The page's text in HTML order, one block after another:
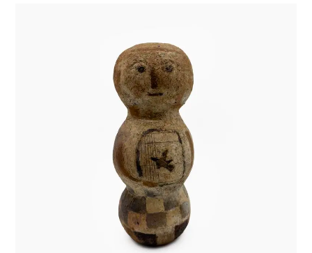
ART SACRÉ
BESTIAIRE
BOUQUETIÈRES
CÉRAMIQUE ARCHITECTURALE
CÉRAMIQUE DU QUOTIDIEN
COUPES ET PLATS
DIVERS
PERSONNAGES
PIÈCES A MAIN ET CENDRIERS
PLANTES
SCÈNES DE LA VIE
SCULPTURE ABSTRAITE